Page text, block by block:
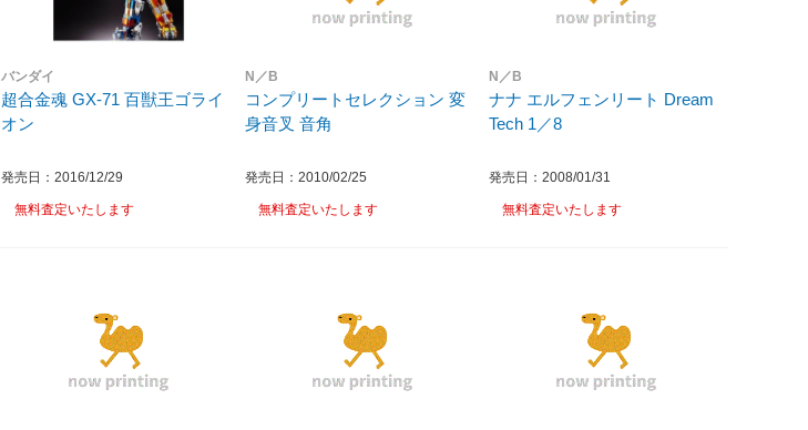
バンダイ
超合金魂 GX-71 百獣王ゴライ
オン
発売日：2016/12/29
無料査定いたします
N／B
コンプリートセレクション 変
身音叉 音角
発売日：2010/02/25
無料査定いたします
N／B
ナナ エルフェンリート Dream
Tech 1／8
発売日：2008/01/31
無料査定いたします